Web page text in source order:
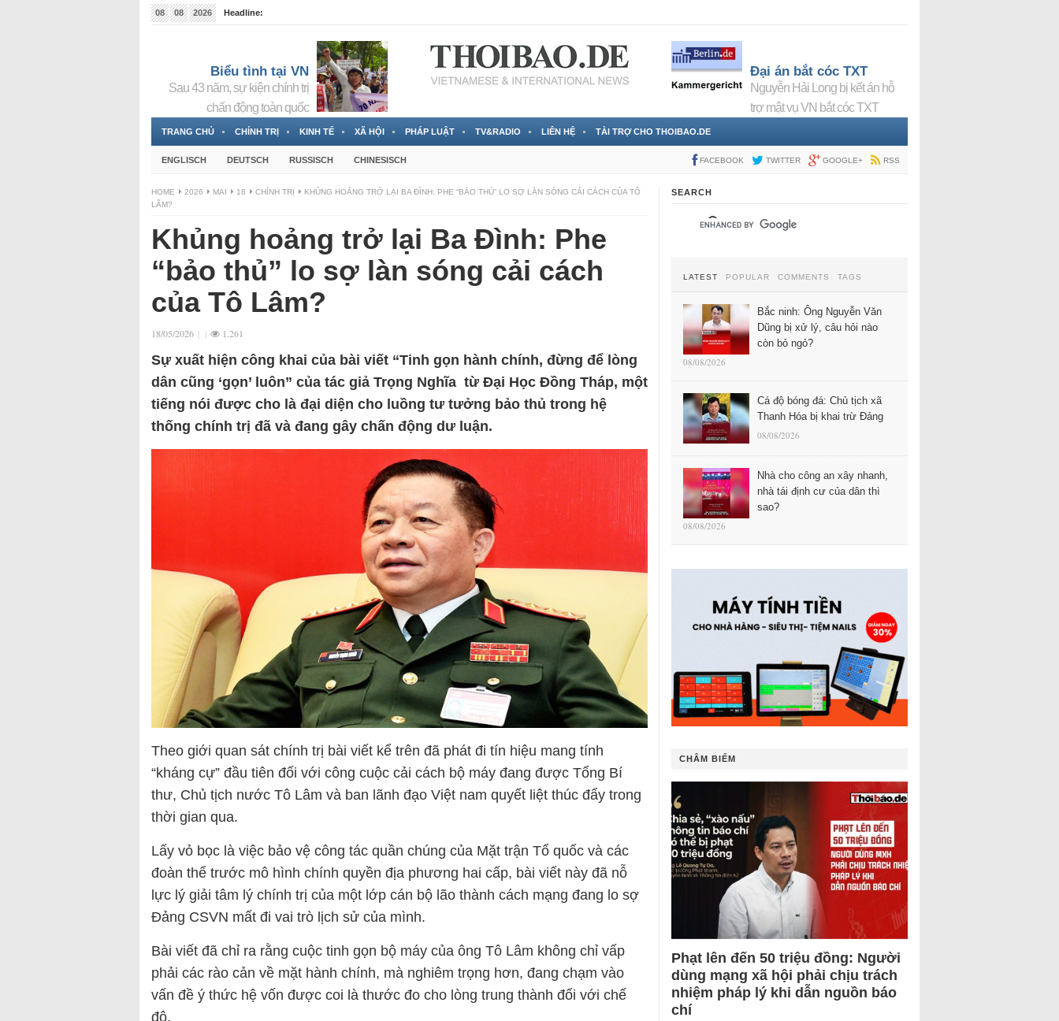
08 08 2026
Headline:
Biểu tình tại VN
Sau 43 năm, sự kiện chính trị
chấn động toàn quốc
Đại án bắt cóc TXT
Nguyễn Hải Long bị kết án hỗ
trợ mật vụ VN bắt cóc TXT
TRANG CHỦ CHÍNH TRỊ KINH TẾ XÃ HỘI PHÁP LUẬT TV&RADIO LIÊN HỆ TÀI TRỢ CHO THOIBAO.DE
ENGLISCH DEUTSCH RUSSISCH CHINESISCH FACEBOOK TWITTER GOOGLE+ RSS
HOME 2026 MAI 18 CHÍNH TRỊ
KHỦNG HOẢNG TRỞ LẠI BA ĐÌNH: PHE “BẢO THỦ” LO SỢ LÀN SÓNG CẢI CÁCH CỦA TÔ
LÂM?
Khủng hoảng trở lại Ba Đình: Phe
“bảo thủ” lo sợ làn sóng cải cách
của Tô Lâm?
18/05/2026 | | 1.261
Sự xuất hiện công khai của bài viết “Tinh gọn hành chính, đừng để lòng
dân cũng ‘gọn’ luôn” của tác giả Trọng Nghĩa từ Đại Học Đồng Tháp, một
tiếng nói được cho là đại diện cho luồng tư tưởng bảo thủ trong hệ
thống chính trị đã và đang gây chấn động dư luận.
Theo giới quan sát chính trị bài viết kể trên đã phát đi tín hiệu mang tính
“kháng cự” đầu tiên đối với công cuộc cải cách bộ máy đang được Tổng Bí
thư, Chủ tịch nước Tô Lâm và ban lãnh đạo Việt nam quyết liệt thúc đẩy trong
thời gian qua.
Lấy vỏ bọc là việc bảo vệ công tác quần chúng của Mặt trận Tổ quốc và các
đoàn thể trước mô hình chính quyền địa phương hai cấp, bài viết này đã nỗ
lực lý giải tâm lý chính trị của một lớp cán bộ lão thành cách mạng đang lo sợ
Đảng CSVN mất đi vai trò lịch sử của mình.
Bài viết đã chỉ ra rằng cuộc tinh gọn bộ máy của ông Tô Lâm không chỉ vấp
phải các rào cản về mặt hành chính, mà nghiêm trọng hơn, đang chạm vào
vấn đề ý thức hệ vốn được coi là thước đo cho lòng trung thành đối với chế
độ.
SEARCH
LATEST POPULAR COMMENTS TAGS
Bắc ninh: Ông Nguyễn Văn
Dũng bị xử lý, câu hỏi nào
còn bỏ ngỏ?
08/08/2026
Cá độ bóng đá: Chủ tịch xã
Thanh Hóa bị khai trừ Đảng
08/08/2026
Nhà cho công an xây nhanh,
nhà tái định cư của dân thì
sao?
08/08/2026
CHÂM BIẾM
Phạt lên đến 50 triệu đồng: Người
dùng mạng xã hội phải chịu trách
nhiệm pháp lý khi dẫn nguồn báo
chí